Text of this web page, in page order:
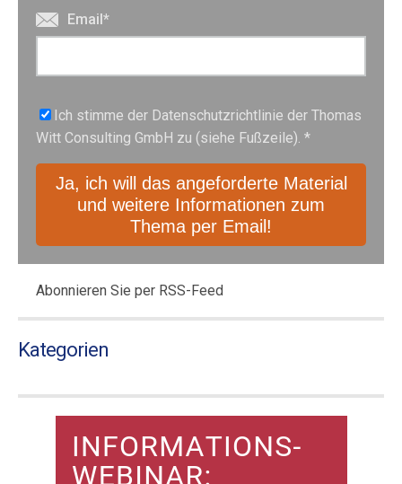
Email*
Ich stimme der Datenschutzrichtlinie der Thomas
Witt Consulting GmbH zu (siehe Fußzeile). *
Abonnieren Sie per RSS-Feed
Kategorien